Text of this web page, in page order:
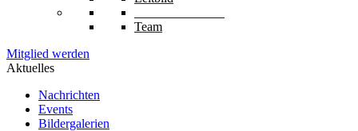
Team
Mitglied werden
Aktuelles
Nachrichten
Events
Bildergalerien